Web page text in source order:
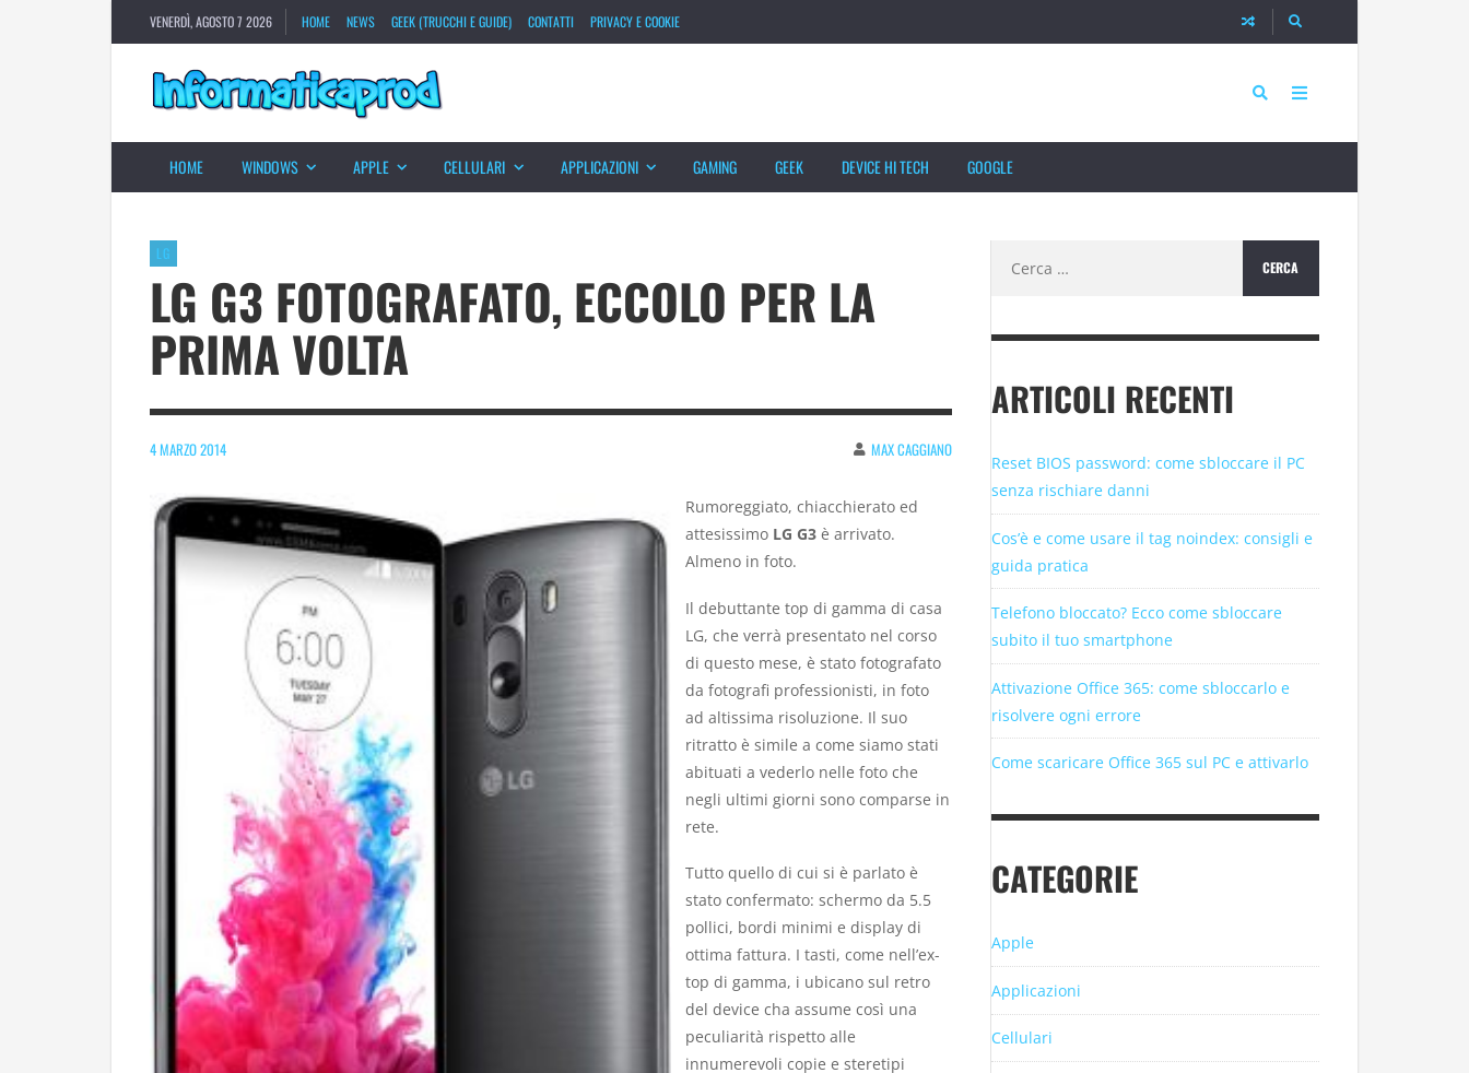
VENERDÌ, AGOSTO 7 2026 HOME NEWS GEEK (TRUCCHI E GUIDE) CONTATTI PRIVACY E COOKIE
HOME WINDOWS APPLE CELLULARI APPLICAZIONI GAMING GEEK DEVICE HI TECH GOOGLE
LG
LG G3 FOTOGRAFATO, ECCOLO PER LA
PRIMA VOLTA
4 MARZO 2014 MAX CAGGIANO
Rumoreggiato, chiacchierato ed
attesissimo LG G3 è arrivato.
Almeno in foto.
Il debuttante top di gamma di casa
LG, che verrà presentato nel corso
di questo mese, è stato fotografato
da fotografi professionisti, in foto
ad altissima risoluzione. Il suo
ritratto è simile a come siamo stati
abituati a vederlo nelle foto che
negli ultimi giorni sono comparse in
rete.
Tutto quello di cui si è parlato è
stato confermato: schermo da 5.5
pollici, bordi minimi e display di
ottima fattura. I tasti, come nell’ex-
top di gamma, i ubicano sul retro
del device cha assume così una
peculiarità rispetto alle
innumerevoli copie e steretipi
per:
ARTICOLI RECENTI
Reset BIOS password: come sbloccare il PC
senza rischiare danni
Cos’è e come usare il tag noindex: consigli e
guida pratica
Telefono bloccato? Ecco come sbloccare
subito il tuo smartphone
Attivazione Office 365: come sbloccarlo e
risolvere ogni errore
Come scaricare Office 365 sul PC e attivarlo
CATEGORIE
Apple
Applicazioni
Cellulari